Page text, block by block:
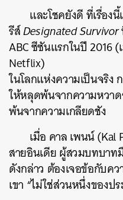
และโชคยังดี ที่เรื่อง
รีส์Designated Survivor
ABC ซีซันแรกในปี 2016
Netflix)
ในโลกแห่งความเป็นจริง
ให้หลุดพ้นจากความหวา
พ้นจากความเกลียดชัง
เมื่อ คาล เพนน์ (Kal
สายอินเดีย ผู้สวมบทบาท
ดังกล่าว ต้องเจอข้อกับค
เขา “ไม่ใช่ส่วนหนึ่งของป